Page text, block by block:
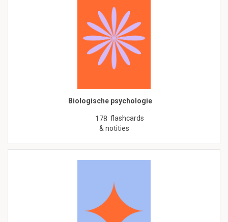
Biologische psychologie
178 flashcards
& notities